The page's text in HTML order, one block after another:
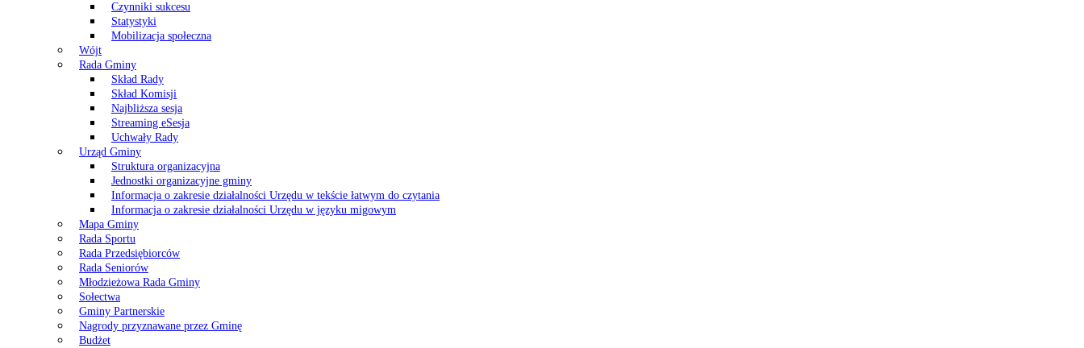
Czynniki sukcesu
Statystyki
Mobilizacja społeczna
Wójt
Rada Gminy
Skład Rady
Skład Komisji
Najbliższa sesja
Streaming eSesja
Uchwały Rady
Urząd Gminy
Struktura organizacyjna
Jednostki organizacyjne gminy
Informacja o zakresie działalności Urzędu w tekście łatwym do czytania
Informacja o zakresie działalności Urzędu w języku migowym
Mapa Gminy
Rada Sportu
Rada Przedsiębiorców
Rada Seniorów
Młodzieżowa Rada Gminy
Sołectwa
Gminy Partnerskie
Nagrody przyznawane przez Gminę
Budżet